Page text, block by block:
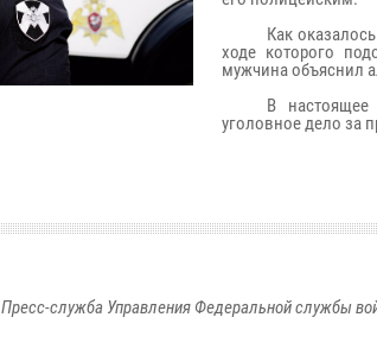
Как
ходе которого
мужчина объяснил
В
уголовное дело за
Пресс-служба Управления Федеральной службы